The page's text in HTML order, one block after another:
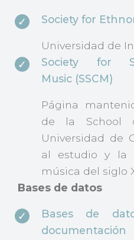
Society for
Universidad de
Society for
Music (SSCM)
Página
de la School
Universidad de
al estudio y la
música del siglo
Bases de datos
Bases de